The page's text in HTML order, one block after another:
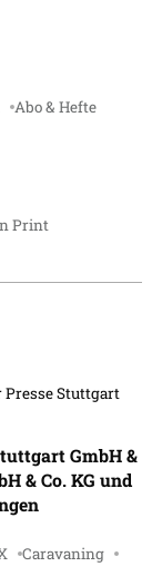
Abo & Hefte
Print
Presse Stuttgart
GmbH &
& Co. KG und
Caravaning